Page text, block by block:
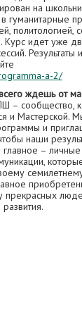
на
гуманитарные
политологией,
Курс идет уже
Результаты
a-2/
ждешь от
– сообщество,
и Мастерской.
и
наши
– личные